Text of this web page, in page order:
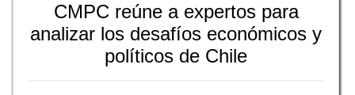
CMPC reúne a expertos para
analizar los desafíos económicos y
políticos de Chile